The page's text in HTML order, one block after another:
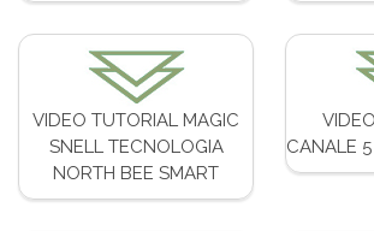
VIDEO TUTORIAL MAGIC
SNELL TECNOLOGIA
NORTH BEE SMART
CANALE